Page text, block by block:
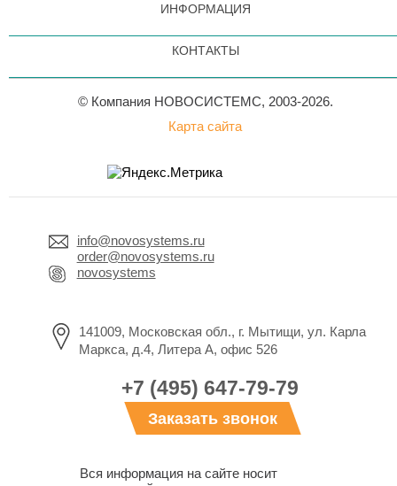
ИНФОРМАЦИЯ
КОНТАКТЫ
© Компания НОВОСИСТЕМС, 2003-2026.
Карта сайта
info@novosystems.ru
order@novosystems.ru
novosystems
141009, Московская обл., г. Мытищи, ул. Карла
Маркса, д.4, Литера А, офис 526
+7 (495) 647-79-79
Заказать звонок
Вся информация на сайте носит